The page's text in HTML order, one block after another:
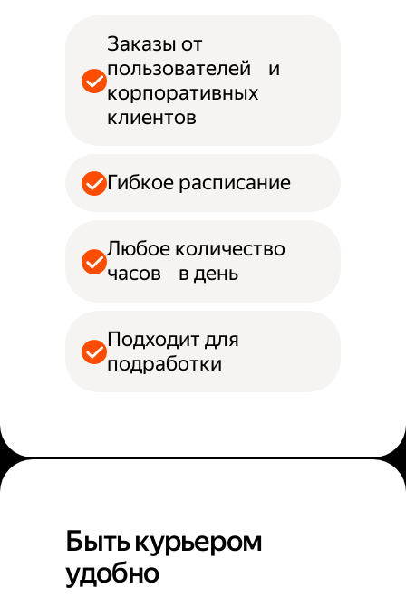
Заказы от
пользователей и
корпоративных
клиентов
Гибкое расписание
Любое количество
часов в день
Подходит для
подработки
Быть курьером
удобно